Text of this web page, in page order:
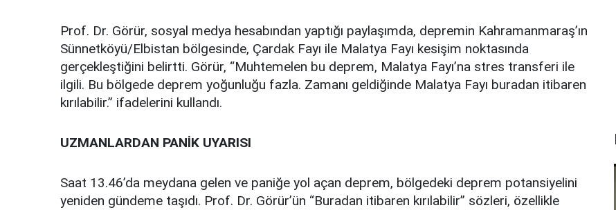
Prof. Dr. Görür, sosyal medya hesabından yaptığı paylaşımda, depremin Kahramanmaraş’ın
Sünnetköyü/Elbistan bölgesinde, Çardak Fayı ile Malatya Fayı kesişim noktasında
gerçekleştiğini belirtti. Görür, “Muhtemelen bu deprem, Malatya Fayı’na stres transferi ile
ilgili. Bu bölgede deprem yoğunluğu fazla. Zamanı geldiğinde Malatya Fayı buradan itibaren
kırılabilir.” ifadelerini kullandı.
UZMANLARDAN PANİK UYARISI
Saat 13.46’da meydana gelen ve paniğe yol açan deprem, bölgedeki deprem potansiyelini
yeniden gündeme taşıdı. Prof. Dr. Görür’ün “Buradan itibaren kırılabilir” sözleri, özellikle